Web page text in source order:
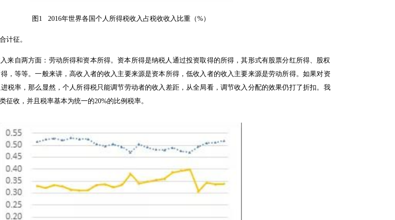
图1 2016年世界各国个人所得税收入占税收收入比重（%）
计征。
来自两方面：劳动所得和资本所得。资本所得是纳税人通过投资取得的所得，其形式有股票分红所得、股权
，等等。一般来讲，高收入者的收入主要来源是资本所得，低收入者的收入主要来源是劳动所得。如果对资
税率，那么显然，个人所得税只能调节劳动者的收入差距，从全局看，调节收入分配的效果仍打了折扣。我
征收，并且税率基本为统一的20%的比例税率。